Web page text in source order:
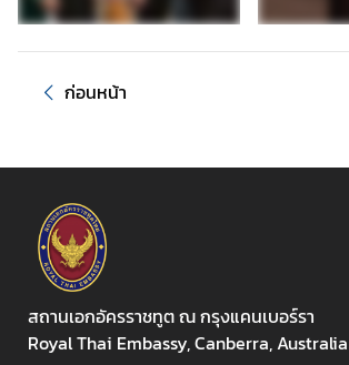
ง
น
ค
น
ไ
ท
ย
T
ก่อนหน้า
สถานเอกอัครราชทูต ณ กรุงแคนเบอร์รา
Royal Thai Embassy, Canberra, Australia